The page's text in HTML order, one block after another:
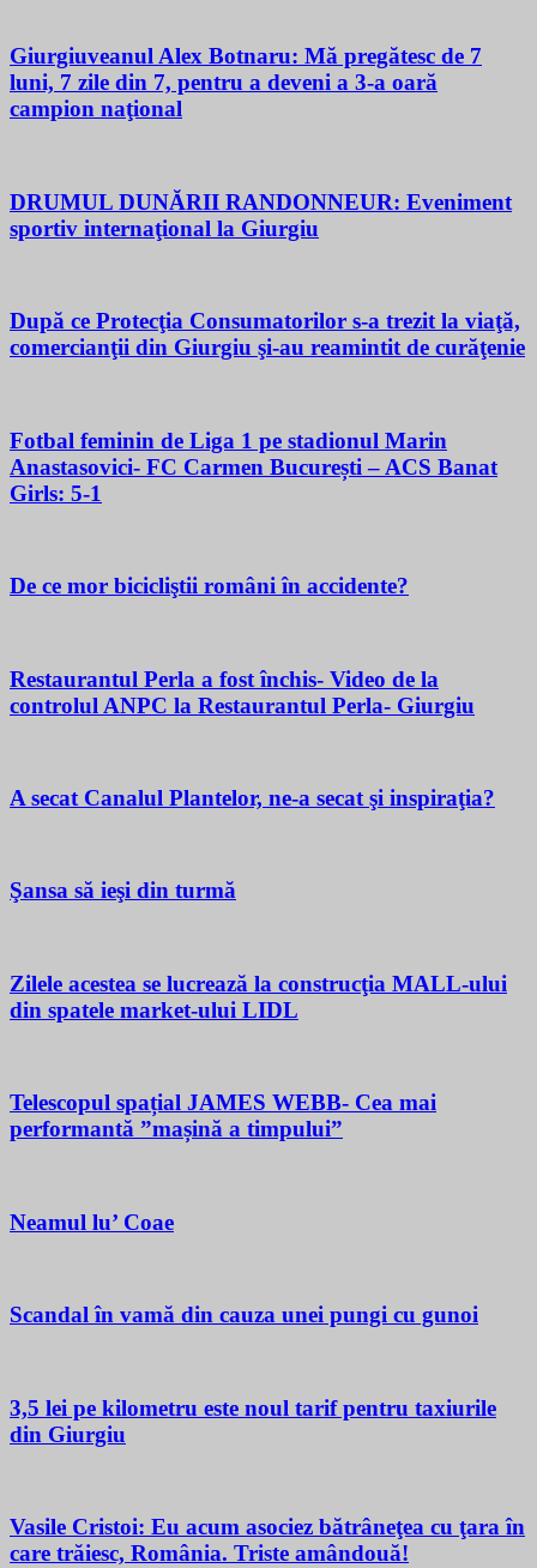
Giurgiuveanul Alex Botnaru: Mă pregătesc de 7
luni, 7 zile din 7, pentru a deveni a 3-a oară
campion naţional
DRUMUL DUNĂRII RANDONNEUR: Eveniment
sportiv internaţional la Giurgiu
După ce Protecţia Consumatorilor s-a trezit la viaţă,
comercianţii din Giurgiu şi-au reamintit de curăţenie
Fotbal feminin de Liga 1 pe stadionul Marin
Anastasovici- FC Carmen București – ACS Banat
Girls: 5-1
De ce mor bicicliştii români în accidente?
Restaurantul Perla a fost închis- Video de la
controlul ANPC la Restaurantul Perla- Giurgiu
A secat Canalul Plantelor, ne-a secat şi inspiraţia?
Şansa să ieşi din turmă
Zilele acestea se lucrează la construcţia MALL-ului
din spatele market-ului LIDL
Telescopul spațial JAMES WEBB- Cea mai
performantă ”mașină a timpului”
Neamul lu’ Coae
Scandal în vamă din cauza unei pungi cu gunoi
3,5 lei pe kilometru este noul tarif pentru taxiurile
din Giurgiu
Vasile Cristoi: Eu acum asociez bătrâneţea cu ţara în
care trăiesc, România. Triste amândouă!